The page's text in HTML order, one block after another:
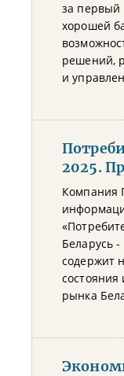
за первый
хорошей
решений,
и
2025.
Компания
Беларусь
содержит
состояния
рынка